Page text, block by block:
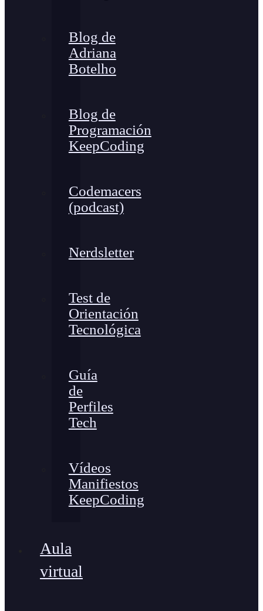
Blog de
Adriana
Botelho
Blog de
Programación
KeepCoding
Codemacers
(podcast)
Nerdsletter
Test de
Orientación
Tecnológica
Guía
de
Perfiles
Tech
Vídeos
Manifiestos
KeepCoding
Aula
virtual